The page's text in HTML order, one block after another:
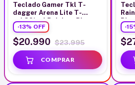
Teclado Gamer Tkl T-
dagger Arena Lite T-
tgk321w-l Rainbow Blanco
Inglés Internacional
-13% OFF
$20.990 $23.995
-15